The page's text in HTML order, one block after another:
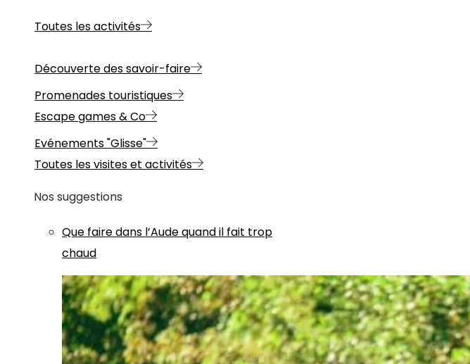
Toutes les activités
Découverte des savoir-faire
Promenades touristiques
Escape games & Co
Evénements "Glisse"
Toutes les visites et activités
Nos suggestions
Que faire dans l’Aude quand il fait trop
chaud